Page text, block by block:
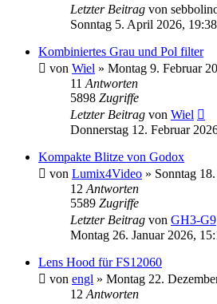
Letzter Beitrag von
Sonntag 5. April 2026, 19:38
Kombiniertes Grau und Pol filter
von Wiel » Montag 9. Februar
11 Antworten
5898 Zugriffe
Letzter Beitrag von Wiel
Donnerstag 12. Februar
Kompakte Blitze von Godox
von Lumix4Video » Sonntag
12 Antworten
5589 Zugriffe
Letzter Beitrag von GH3-G9
Montag 26. Januar 2026,
Lens Hood für FS12060
von engl » Montag 22.
12 Antworten